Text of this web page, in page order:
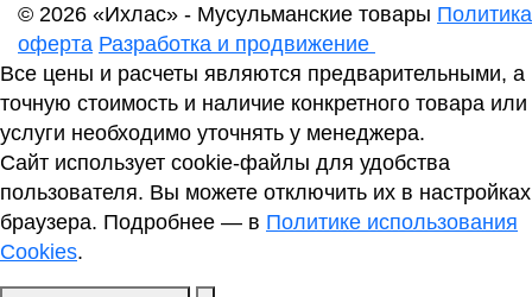
© 2026 «Ихлас» - Мусульманские товары
оферта Разработка и продвижение
Все цены и расчеты являются предварительными, а
точную стоимость и наличие конкретного товара или
услуги необходимо уточнять у менеджера.
Сайт использует cookie-файлы для удобства
пользователя. Вы можете отключить их в настройках
браузера. Подробнее — в Политике использования
Cookies.